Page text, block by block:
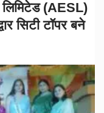
(AESL)
सिटी टॉपर बने